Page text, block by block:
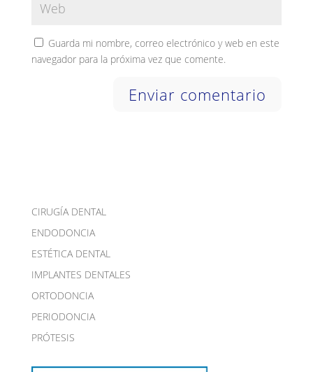
Guarda mi nombre, correo electrónico y web en este
navegador para la próxima vez que comente.
CIRUGÍA DENTAL
ENDODONCIA
ESTÉTICA DENTAL
IMPLANTES DENTALES
ORTODONCIA
PERIODONCIA
PRÓTESIS